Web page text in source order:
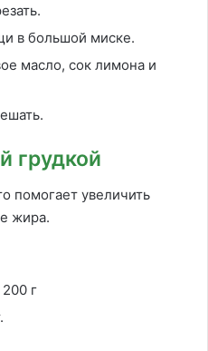
в большой миске.
масло, сок лимона и
грудкой
помогает увеличить
жира.
г